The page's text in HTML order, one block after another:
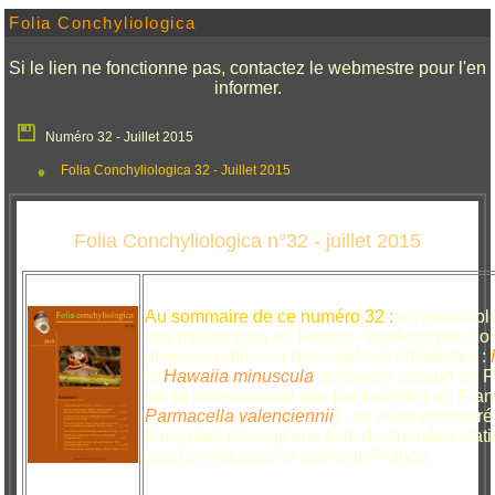
Folia Conchyliologica
Si le lien ne fonctionne pas, contactez le webmestre pour l'en
informer.
Numéro 32 - Juillet 2015
Folia Conchyliologica 32 - Juillet 2015
Folia Conchyliologica n°32 - juillet 2015
Au sommaire de ce numéro 32 : un
des mollusques en France : espèces peu
diverses notes sur des espèces introduites :
et Hawaiia minuscula (première citation en
sur la redécouverte des parmacelles en
Parmacella valenciennii) ; un autre
française) ainsi qu'une liste de données
peu connus pour la faune de France.